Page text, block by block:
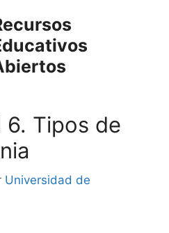
6. Tipos de
Universidad de